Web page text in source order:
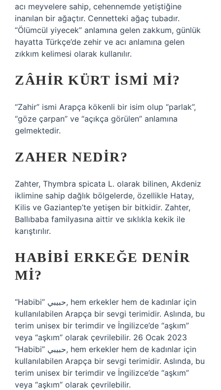
acı meyvelere sahip, cehennemde yetiştiğine
inanılan bir ağaçtır. Cennetteki ağaç tubadır.
“Ölümcül yiyecek” anlamına gelen zakkum, günlük
hayatta Türkçe’de zehir ve acı anlamına gelen
zıkkım kelimesi olarak kullanılır.
ZÂHIR KÜRT ISMI MI?
“Zahir” ismi Arapça kökenli bir isim olup “parlak”,
“göze çarpan” ve “açıkça görülen” anlamına
gelmektedir.
ZAHER NEDIR?
Zahter, Thymbra spicata L. olarak bilinen, Akdeniz
iklimine sahip dağlık bölgelerde, özellikle Hatay,
Kilis ve Gaziantep’te yetişen bir bitkidir. Zahter,
Ballıbaba familyasına aittir ve sıklıkla kekik ile
karıştırılır.
HABIBI ERKEĞE DENIR
MI?
“Habibi” حبيبي, hem erkekler hem de kadınlar için
kullanılabilen Arapça bir sevgi terimidir. Aslında, bu
terim unisex bir terimdir ve İngilizce’de “aşkım”
veya “aşkım” olarak çevrilebilir. 26 Ocak 2023
“Habibi” حبيبي, hem erkekler hem de kadınlar için
kullanılabilen Arapça bir sevgi terimidir. Aslında, bu
terim unisex bir terimdir ve İngilizce’de “aşkım”
veya “aşkım” olarak çevrilebilir.